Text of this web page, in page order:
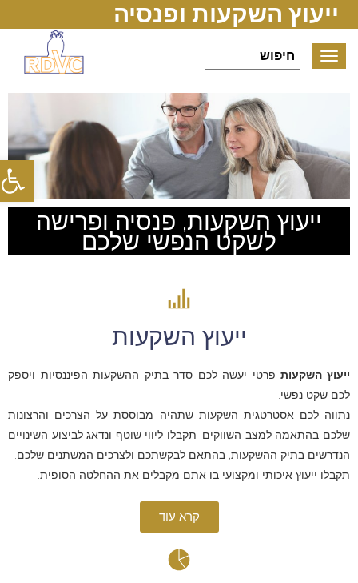
פתח
ייעוץ השקעות ופנסיה
Toggle
ייעוץ השקעות, פנסיה ופרישה
לשקט הנפשי שלכם
ייעוץ השקעות
ייעוץ השקעותפרטי יעשה לכם סדר בתיק ההשקעות הפיננסיות ויספק
לכם שקט נפשי.
נתווה לכם אסטרטגית השקעות שתהיה מבוססת על הצרכים והרצונות
שלכם בהתאמה למצב השווקים. תקבלו ליווי שוטף ונדאג לביצוע השינויים
הנדרשים בתיק ההשקעות, בהתאם לבקשתכם ולצרכים המשתנים שלכם.
תקבלו ייעוץ איכותי ומקצועי בו אתם מקבלים את ההחלטה הסופית.
קרא עוד